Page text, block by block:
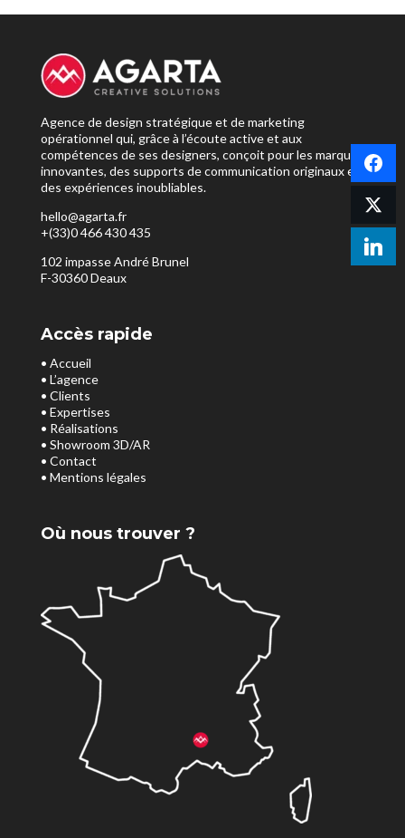
Agence de design stratégique et de marketing
opérationnel qui, grâce à l’écoute active et aux
compétences de ses designers, conçoit pour les marques
innovantes, des supports de communication originaux et
des expériences inoubliables.
hello@agarta.fr
+(33)0 466 430 435
102 impasse André Brunel
F-30360 Deaux
Accès rapide
• Accueil
• L’agence
• Clients
• Expertises
• Réalisations
• Showroom 3D/AR
• Contact
• Mentions légales
Où nous trouver ?